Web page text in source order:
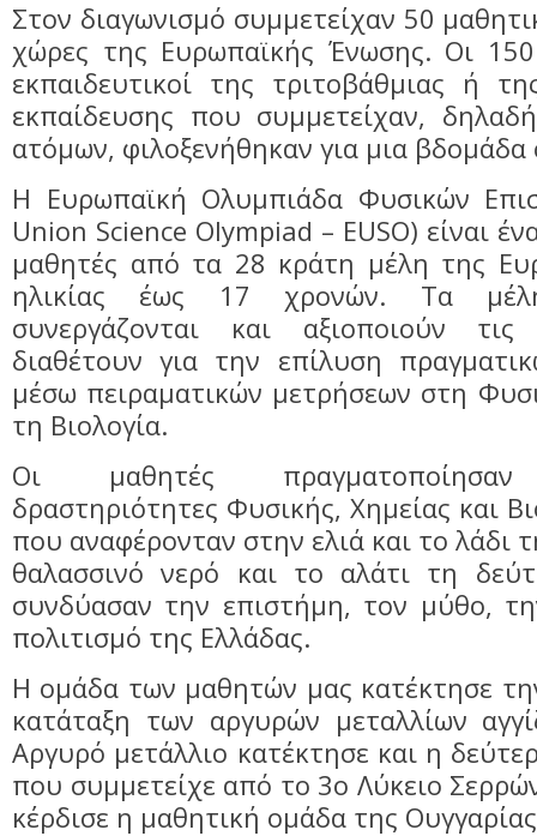
Στον διαγωνισμό συμμετείχαν 50
χώρες της Ευρωπαϊκής Ένωσης. Οι
εκπαιδευτικοί της τριτοβάθμιας ή
εκπαίδευσης που συμμετείχαν,
ατόμων, φιλοξενήθηκαν για μια
Η Ευρωπαϊκή Ολυμπιάδα Φυσικών
Union Science Olympiad – EUSO) είναι
μαθητές από τα 28 κράτη μέλη της
ηλικίας έως 17 χρονών. Τα
συνεργάζονται και αξιοποιούν
διαθέτουν για την επίλυση
μέσω πειραματικών μετρήσεων στη
τη Βιολογία.
Οι μαθητές πραγματοποίησαν
δραστηριότητες Φυσικής, Χημείας και
που αναφέρονταν στην ελιά και το λάδι
θαλασσινό νερό και το αλάτι τη
συνδύασαν την επιστήμη, τον μύθο,
πολιτισμό της Ελλάδας.
Η ομάδα των μαθητών μας κατέκτησε
κατάταξη των αργυρών μεταλλίων
Αργυρό μετάλλιο κατέκτησε και η
που συμμετείχε από το 3ο Λύκειο
κέρδισε η μαθητική ομάδα της